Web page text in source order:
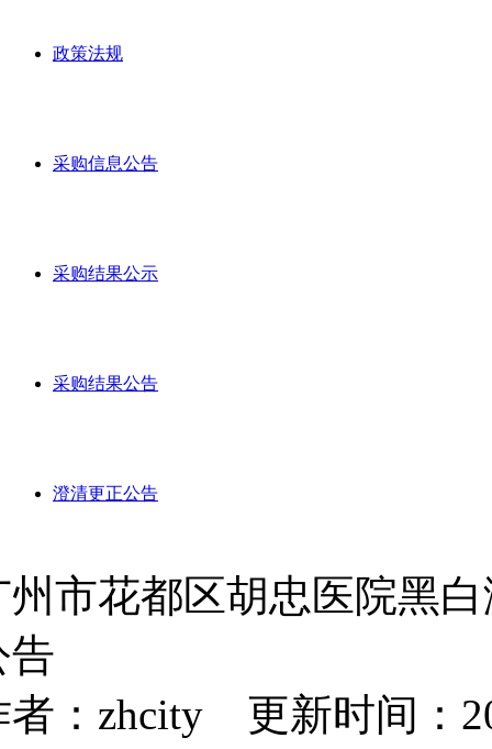
政策法规
采购信息公告
采购结果公示
采购结果公告
澄清更正公告
州市花都区胡忠医院黑
告
者：zhcity 更新时间：